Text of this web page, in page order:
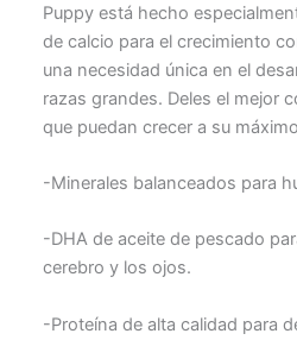
Puppy está hecho
de calcio para el crecimiento
una necesidad única en el
razas grandes. Deles el mejor
que puedan crecer a su
-Minerales balanceados para
-DHA de aceite de pescado
cerebro y los ojos.
-Proteína de alta calidad para